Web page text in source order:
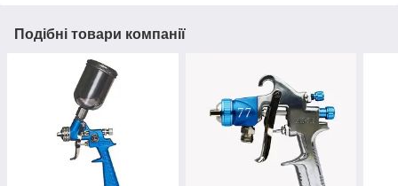
Подібні товари компанії